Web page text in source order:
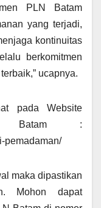
PLN Batam
yang terjadi,
kontinuitas
berkomitmen
ucapnya.
pada Website
Batam :
pemadaman/
maka dipastikan
Mohon dapat